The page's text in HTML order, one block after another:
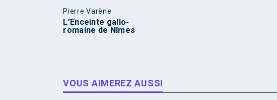
Pierre Varène
L’Enceinte gallo-
romaine de Nîmes
VOUS AIMEREZ AUSSI